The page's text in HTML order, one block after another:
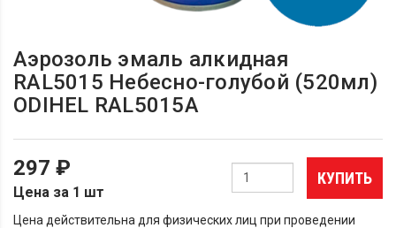
Аэрозоль эмаль алкидная
RAL5015 Небесно-голубой (520мл)
ODIHEL RAL5015A
297 ₽
Цена за 1 шт
КУПИТЬ
Цена действительна для физических лиц при проведении